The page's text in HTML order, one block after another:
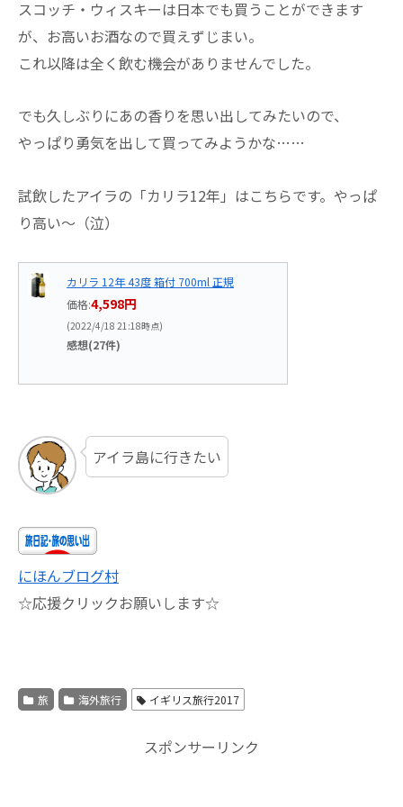
スコッチ・ウィスキーは日本でも買うことができます
が、お高いお酒なので買えずじまい。
これ以降は全く飲む機会がありませんでした。
でも久しぶりにあの香りを思い出してみたいので、
やっぱり勇気を出して買ってみようかな……
試飲したアイラの「カリラ12年」はこちらです。やっぱ
り高い～（泣）
カリラ 12年 43度 箱付 700ml 正規
価格:4,598円
(2022/4/18 21:18時点)
感想(27件)
アイラ島に行きたい
にほんブログ村
☆応援クリックお願いします☆
旅 海外旅行 イギリス旅行2017
スポンサーリンク